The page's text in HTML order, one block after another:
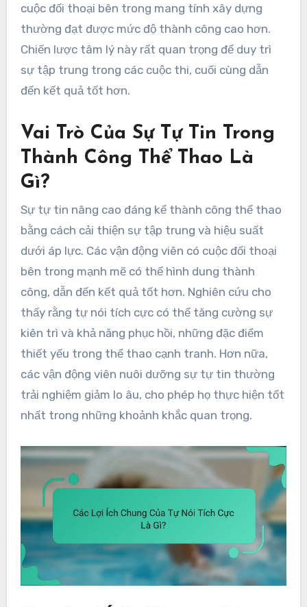
cuộc đối thoại bên trong mang tính xây dựng
thường đạt được mức độ thành công cao hơn.
Chiến lược tâm lý này rất quan trọng để duy trì
sự tập trung trong các cuộc thi, cuối cùng dẫn
đến kết quả tốt hơn.
Vai Trò Của Sự Tự Tin Trong
Thành Công Thể Thao Là
Gì?
Sự tự tin nâng cao đáng kể thành công thể thao
bằng cách cải thiện sự tập trung và hiệu suất
dưới áp lực. Các vận động viên có cuộc đối thoại
bên trong mạnh mẽ có thể hình dung thành
công, dẫn đến kết quả tốt hơn. Nghiên cứu cho
thấy rằng tự nói tích cực có thể tăng cường sự
kiên trì và khả năng phục hồi, những đặc điểm
thiết yếu trong thể thao cạnh tranh. Hơn nữa,
các vận động viên nuôi dưỡng sự tự tin thường
trải nghiệm giảm lo âu, cho phép họ thực hiện tốt
nhất trong những khoảnh khắc quan trọng.